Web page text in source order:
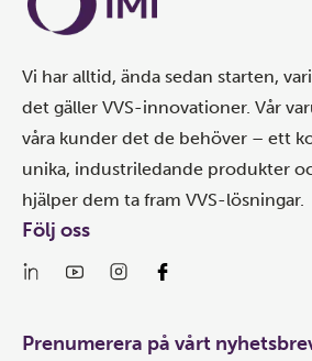
Vi har alltid, ända sedan starten,
det gäller VVS-innovationer. Vår
våra kunder det de behöver – ett
unika, industriledande produkter
hjälper dem ta fram VVS-lösningar.
Följ oss
Prenumerera på vårt